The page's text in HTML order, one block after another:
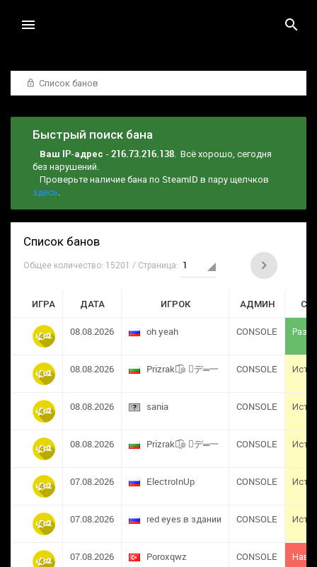
Список банов
Быстрый поиск бана
Ваш IP-адрес - 216.73.216.138. Всё хорошо, сегодня
без нарушений.
Проверьте наличие бана по SteamID в пару щелчков
здесь.
Список банов
Общее количество: 15201 / Страница:
ИГРА ДАТА ИГРОК АДМИН
08.08.2026 oh yeah CONSOLE
08.08.2026 Prizrak๏̯͡๏ ︻デ═一 CONSOLE Истек
08.08.2026 sania CONSOLE Истек
08.08.2026 Prizrak๏̯͡๏ ︻デ═一 CONSOLE Истек
07.08.2026 ElectroInUp CONSOLE Истек
07.08.2026 red eyes в здании CONSOLE Истек
07.08.2026 ​Poroxqwz CONSOLE